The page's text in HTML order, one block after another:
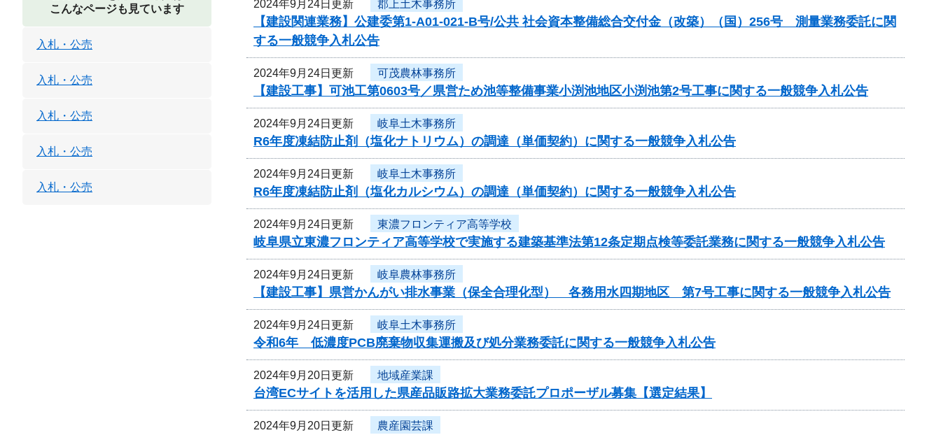
2024年9月24日更新 郡上土木事務所
【建設関連業務】公建委第1-A01-021-B号/公共 社会資本整備総合交付金（改築）（国）256号 測量業務委託に関
する一般競争入札公告
2024年9月24日更新 可茂農林事務所
【建設工事】可池工第0603号／県営ため池等整備事業小渕池地区小渕池第2号工事に関する一般競争入札公告
2024年9月24日更新 岐阜土木事務所
R6年度凍結防止剤（塩化ナトリウム）の調達（単価契約）に関する一般競争入札公告
2024年9月24日更新 岐阜土木事務所
R6年度凍結防止剤（塩化カルシウム）の調達（単価契約）に関する一般競争入札公告
2024年9月24日更新 東濃フロンティア高等学校
岐阜県立東濃フロンティア高等学校で実施する建築基準法第12条定期点検等委託業務に関する一般競争入札公告
2024年9月24日更新 岐阜農林事務所
【建設工事】県営かんがい排水事業（保全合理化型） 各務用水四期地区 第7号工事に関する一般競争入札公告
2024年9月24日更新 岐阜土木事務所
令和6年 低濃度PCB廃棄物収集運搬及び処分業務委託に関する一般競争入札公告
2024年9月20日更新 地域産業課
台湾ECサイトを活用した県産品販路拡大業務委託プロポーザル募集【選定結果】
2024年9月20日更新 農産園芸課
こんなページも見ています
入札・公売
入札・公売
入札・公売
入札・公売
入札・公売